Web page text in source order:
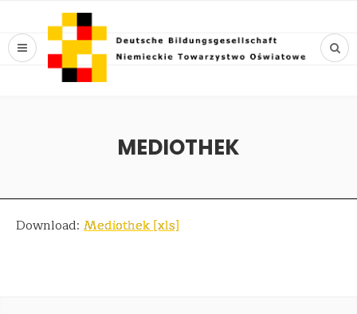
MEDIOTHEK
Download: Mediothek [xls]